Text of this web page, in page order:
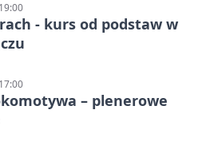
- kurs od podstaw w
– plenerowe